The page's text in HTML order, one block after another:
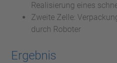
Realisierung eines
Zweite Zelle:
durch Roboter
Ergebnis